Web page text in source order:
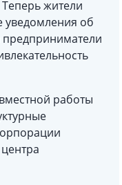
жители
уведомления об
предприниматели
работы